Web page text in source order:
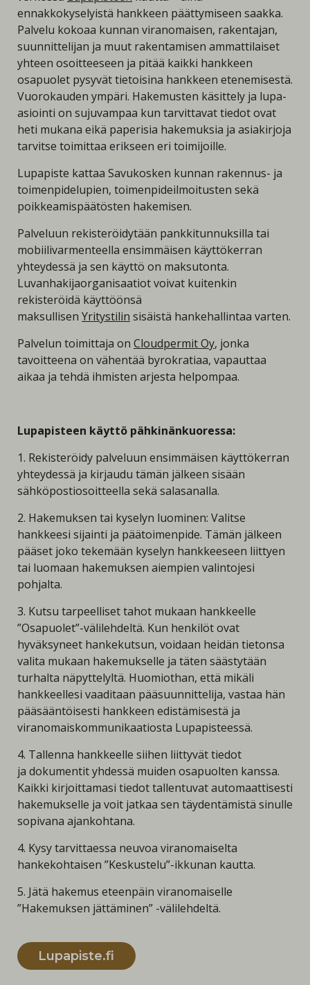
ennakkokyselyistä hankkeen päättymiseen saakka.
Palvelu kokoaa kunnan viranomaisen, rakentajan,
suunnittelijan ja muut rakentamisen ammattilaiset
yhteen osoitteeseen ja pitää kaikki hankkeen
osapuolet pysyvät tietoisina hankkeen etenemisestä.
Vuorokauden ympäri. Hakemusten käsittely ja lupa-
asiointi on sujuvampaa kun tarvittavat tiedot ovat
heti mukana eikä paperisia hakemuksia ja asiakirjoja
tarvitse toimittaa erikseen eri toimijoille.
Lupapiste kattaa Savukosken kunnan rakennus- ja
toimenpidelupien, toimenpideilmoitusten sekä
poikkeamispäätösten hakemisen.
Palveluun rekisteröidytään pankkitunnuksilla tai
mobiilivarmenteella ensimmäisen käyttökerran
yhteydessä ja sen käyttö on maksutonta.
Luvanhakijaorganisaatiot voivat kuitenkin
rekisteröidä käyttöönsä
maksullisen Yritystilin sisäistä hankehallintaa varten.
Palvelun toimittaja on Cloudpermit Oy, jonka
tavoitteena on vähentää byrokratiaa, vapauttaa
aikaa ja tehdä ihmisten arjesta helpompaa.
Lupapisteen käyttö pähkinänkuoressa:
1. Rekisteröidy palveluun ensimmäisen käyttökerran
yhteydessä ja kirjaudu tämän jälkeen sisään
sähköpostiosoitteella sekä salasanalla.
2. Hakemuksen tai kyselyn luominen: Valitse
hankkeesi sijainti ja päätoimenpide. Tämän jälkeen
pääset joko tekemään kyselyn hankkeeseen liittyen
tai luomaan hakemuksen aiempien valintojesi
pohjalta.
3. Kutsu tarpeelliset tahot mukaan hankkeelle
”Osapuolet”-välilehdeltä. Kun henkilöt ovat
hyväksyneet hankekutsun, voidaan heidän tietonsa
valita mukaan hakemukselle ja täten säästytään
turhalta näpyttelyltä. Huomiothan, että mikäli
hankkeellesi vaaditaan pääsuunnittelija, vastaa hän
pääsääntöisesti hankkeen edistämisestä ja
viranomaiskommunikaatiosta Lupapisteessä.
4. Tallenna hankkeelle siihen liittyvät tiedot
ja dokumentit yhdessä muiden osapuolten kanssa.
Kaikki kirjoittamasi tiedot tallentuvat automaattisesti
hakemukselle ja voit jatkaa sen täydentämistä sinulle
sopivana ajankohtana.
4. Kysy tarvittaessa neuvoa viranomaiselta
hankekohtaisen ”Keskustelu”-ikkunan kautta.
5. Jätä hakemus eteenpäin viranomaiselle
”Hakemuksen jättäminen” -välilehdeltä.
Lupapiste.fi